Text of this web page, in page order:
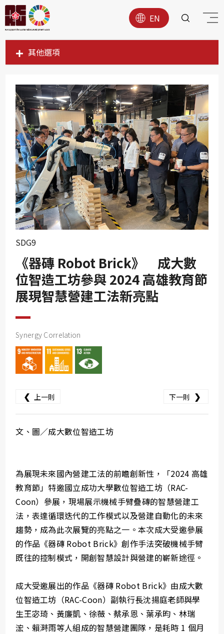
EN
其他選項
SDG1
SDG3
SDG4
SDG5
SDG6
SDG7
SDG8
SDG9
SDG10
SDG12
SDG13
SDG14
SDG9
《器磚 Robot Brick》 成大數
位智造工坊參與 2024 高雄教育節
展現智慧營建工法新亮點
Synergy Correlation
❮ 上一則 下一則 ❯
文、圖／成大數位智造工坊
為展現未來國內營建工法的前瞻創新性，「2024 高雄
教育節」特邀國立成功大學數位智造工坊（RAC-
Coon）參展，現場展示機械手臂疊磚的智慧營建工
法，表達循環迭代的工作模式以及營建自動化的未來
趨勢，成為此次展覽的亮點之一。本次成大受邀參展
的作品《器磚 Robot Brick》創作手法突破機械手臂
既往的控制模式，開創智慧設計與營建的嶄新途徑。
成大受邀展出的作品《器磚 Robot Brick》由成大數
位智造工坊（RAC-Coon）副執行長沈揚庭老師與學
生王宓琦、黃廉凱、徐薇、蔡承恩、葉承昀、林瑞
浤、賴溡雨等人組成的智慧營建團隊，是耗時 1 個月